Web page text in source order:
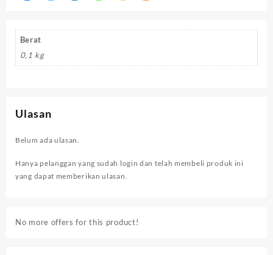
Berat
0,1 kg
Ulasan
Belum ada ulasan.
Hanya pelanggan yang sudah login dan telah membeli produk ini
yang dapat memberikan ulasan.
No more offers for this product!